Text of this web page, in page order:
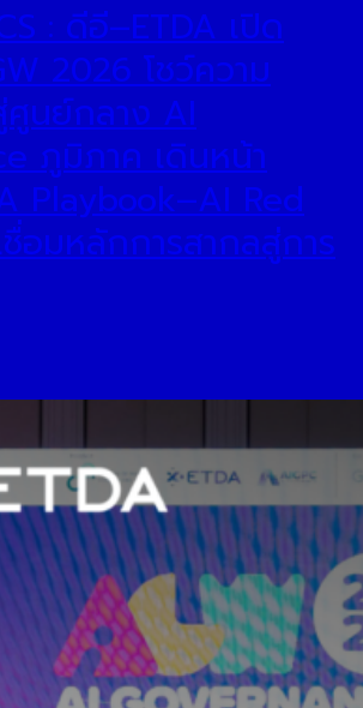
: ดีอี–ETDA เปิด
2026 โชว์ความ
นย์กลาง AI
ภูมิภาค เดินหน้า
Playbook–AI Red
ชื่อมหลักการสากลสู่การ